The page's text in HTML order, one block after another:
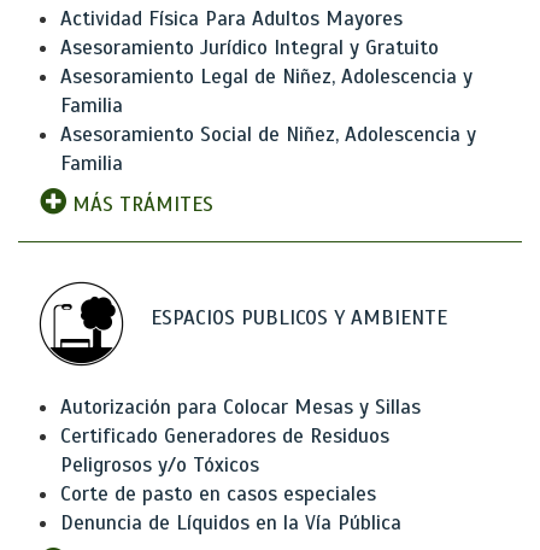
Actividad Física Para Adultos Mayores
Asesoramiento Jurídico Integral y Gratuito
Asesoramiento Legal de Niñez, Adolescencia y
Familia
Asesoramiento Social de Niñez, Adolescencia y
Familia
MÁS TRÁMITES
ESPACIOS PUBLICOS Y AMBIENTE
Autorización para Colocar Mesas y Sillas
Certificado Generadores de Residuos
Peligrosos y/o Tóxicos
Corte de pasto en casos especiales
Denuncia de Líquidos en la Vía Pública